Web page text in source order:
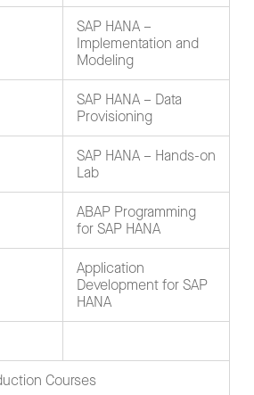
SAP HANA –
Implementation and
Modeling
SAP HANA – Data
Provisioning
SAP HANA – Hands-on
Lab
ABAP Programming
for SAP HANA
Application
Development for SAP
HANA
Courses